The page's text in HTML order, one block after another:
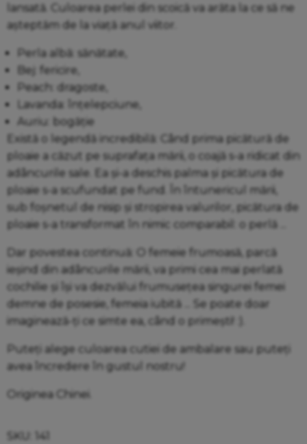
lansată. Culoarea perlei din scoică va arăta la ce să ne
așteptăm de la viață anul viitor.
Perla albă: sănătate,
Bej: fericire,
Peach: dragoste,
Lavanda: înțelepciune,
Auriu: bogăție
Există o legendă incredibilă: Când prima picătură de
ploaie a căzut pe suprafața mării, o coajă s-a ridicat din
adâncurile sale. Ea și-a deschis palma și picătura de
ploaie s-a scufundat pe fund. În întunericul mării,
sub foșnetul de nisip și stropirea valurilor, picătura de
ploaie s-a transformat în nimic comparabil: o perlă ...
Dar povestea continuă: O femeie frumoasă, parcă
ieșind din adâncurile mării, va primi cea mai perlată
cochilie și își va dezvălui frumusețea singurei femei
demne de posesie, femeia iubită ... Se poate doar
imaginează-ți ce simte ea, când o primești! :).
Puteți alege culoarea cutiei de ambalare sau puteți
avea încredere în gustul nostru!
Originea Chinei.
SKU:
141